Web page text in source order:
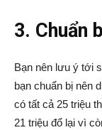
3. Chuẩn
Bạn nên lưu ý tới
bạn chuẩn bị nên
có tất cả 25 triệu
21 triệu đổ lại vì